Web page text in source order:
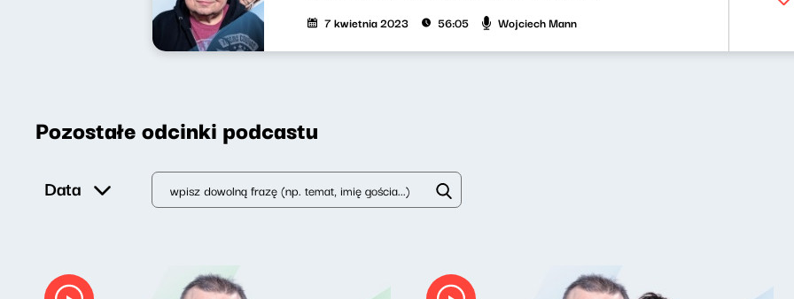
7 kwietnia 2023 56:05 Wojciech Mann
Pozostałe odcinki podcastu
Data